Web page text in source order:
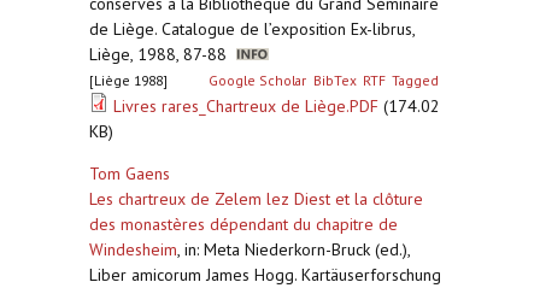
de Liège. Catalogue de l’exposition Ex-librus,
Liège, 1988, 87-88
[Liège 1988] Google Scholar BibTex RTF Tagged
Livres rares_Chartreux de Liège.PDF (174.02
KB)
Tom Gaens
Les chartreux de Zelem lez Diest et la clôture
des monastères dépendant du chapitre de
Windesheim, in: Meta Niederkorn-Bruck (ed.),
Liber amicorum James Hogg. Kartäuserforschung